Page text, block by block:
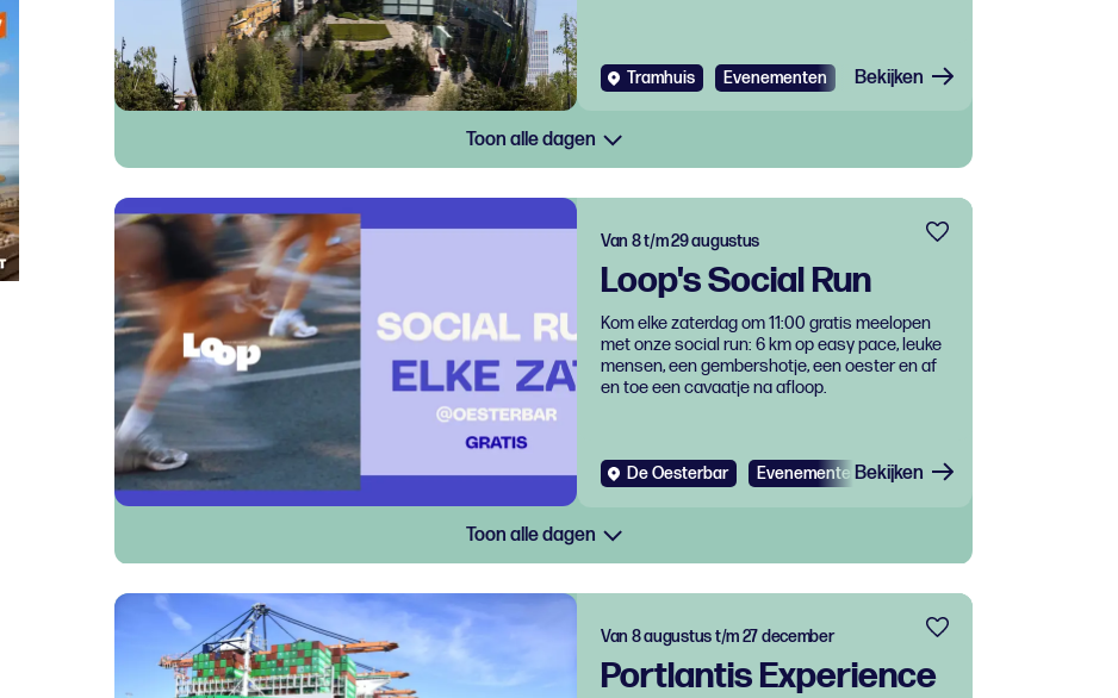
Tramhuis Evenementen Bekijken
Toon alle dagen
Loop's Social Run
Van 8 t/m 29 augustus
Kom elke zaterdag om 11:00 gratis meelopen
met onze social run: 6 km op easy pace, leuke
mensen, een gembershotje, een oester en af
en toe een cavaatje na afloop.
De Oesterbar Evenementen Gratis
Bekijken
Toon alle dagen
Portlantis Experience
Van 8 augustus t/m 27 december